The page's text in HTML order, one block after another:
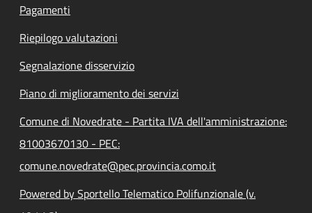
Pagamenti
Riepilogo valutazioni
Segnalazione disservizio
Piano di miglioramento dei servizi
Comune di Novedrate - Partita IVA dell'amministrazione:
81003670130 - PEC:
comune.novedrate@pec.provincia.como.it
Powered by Sportello Telematico Polifunzionale (v.